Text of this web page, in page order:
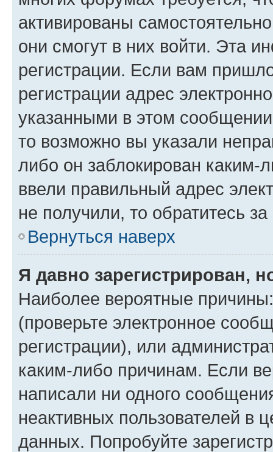
активированы
они смогут в них войти. Эта
регистрации. Если вам
регистрации адрес
указанными в этом
то возможно вы указали
либо он заблокирован
ввели правильный адрес
не получили, то обратитесь
Вернуться наверх
Я давно зарегистрирован,
Наиболее вероятные
(проверьте электронное
регистрации), или
каким-либо причинам. Если
написали ни одного
неактивных пользователей в
данных. Попробуйте